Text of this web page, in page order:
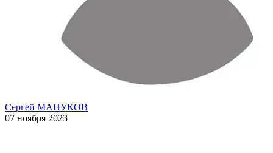
Сергей МАНУКОВ
07 ноября 2023